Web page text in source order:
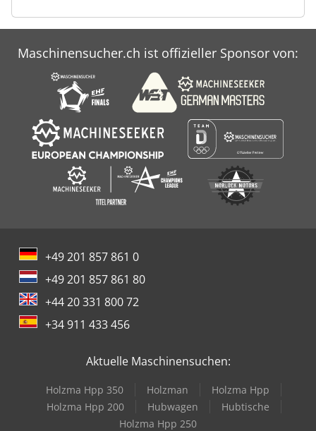
Maschinensucher.ch ist offizieller Sponsor von:
+49 201 857 861 0
+49 201 857 861 80
+44 20 331 800 72
+34 911 433 456
Aktuelle Maschinensuchen:
Holzma Hpp 350 Holzman
Holzma Hpp
Holzma Hpp 200
Hubwagen
Hubtische
Holzma Hpp 250